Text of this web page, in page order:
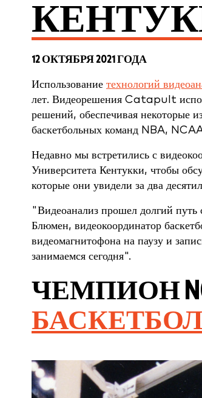
12 ОКТЯБРЯ 2021 ГОДА
Использование технологий
лет. Видеорешения Catapult
решений, обеспечивая некоторые
баскетбольных команд NBA,
Недавно мы встретились с
Университета Кентукки, чтобы
которые они увидели за два
"Видеоанализ прошел долгий
Блюмен, видеокоординатор
видеомагнитофона на паузу и
занимаемся сегодня".
ЧЕМПИОН